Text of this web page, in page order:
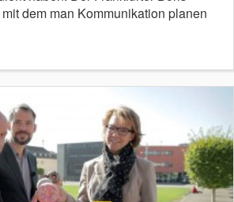
dem man Kommunikation planen